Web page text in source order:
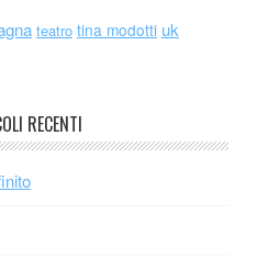
teatro tina modotti uk
RECENTI